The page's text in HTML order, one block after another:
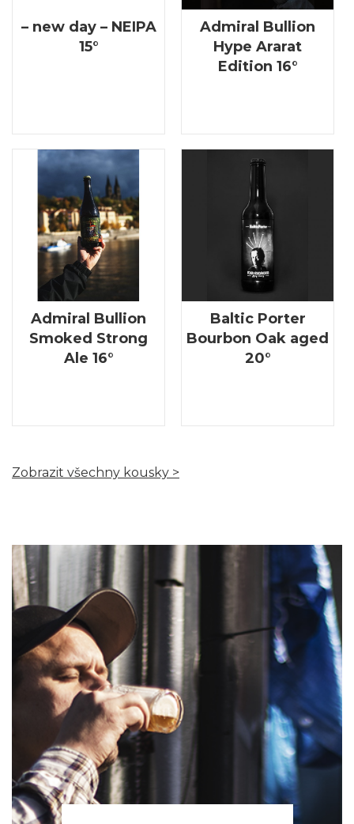
– new day – NEIPA
15°
Admiral Bullion
Hype Ararat
Edition 16°
Admiral Bullion
Smoked Strong
Ale 16°
Baltic Porter
Bourbon Oak aged
20°
Zobrazit všechny kousky >